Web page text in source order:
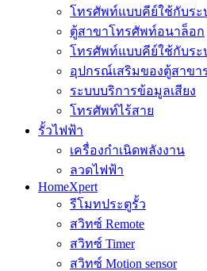
โทรศัพท์แบบคีย์ใช้กับระ
ตู้สาขาโทรศัพท์อนาล็อก
โทรศัพท์แบบคีย์ใช้กับระ
อุปกรณ์เสริมของตู้สาขา
ระบบบริการข้อมูลเสียง
โทรศัพท์ไร้สาย
รั้วไฟฟ้า
เครื่องกำเนิดพลังงาน
ลวดไฟฟ้า
HomeXpert
รีโมทประตูรั้ว
สวิทซ์ Remote
สวิทซ์ Timer
สวิทซ์ Motion sensor